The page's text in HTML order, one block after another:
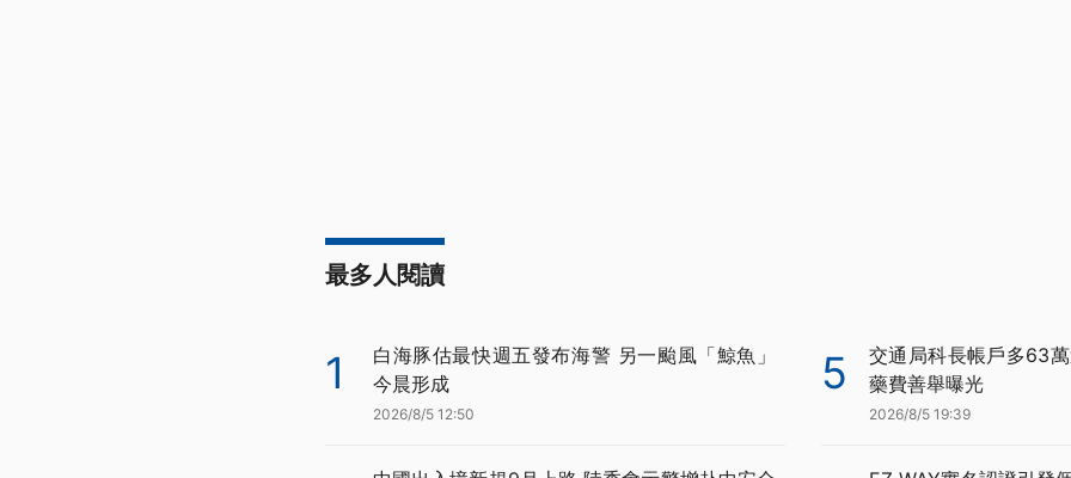
最多人閱讀
1
白海豚估最快週五發布海警 另一颱風「鯨魚」
今晨形成
2026/8/5 12:50
5
交通局科長帳戶多63
藥費善舉曝光
2026/8/5 19:39